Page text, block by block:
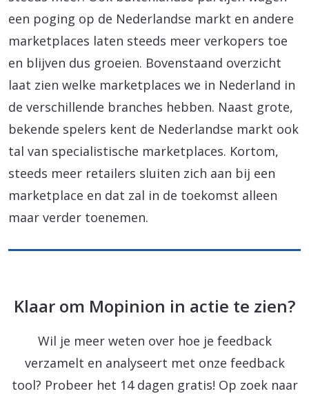
een poging op de Nederlandse markt en andere
marketplaces laten steeds meer verkopers toe
en blijven dus groeien. Bovenstaand overzicht
laat zien welke marketplaces we in Nederland in
de verschillende branches hebben. Naast grote,
bekende spelers kent de Nederlandse markt ook
tal van specialistische marketplaces. Kortom,
steeds meer retailers sluiten zich aan bij een
marketplace en dat zal in de toekomst alleen
maar verder toenemen.
Klaar om Mopinion in actie te zien?
Wil je meer weten over hoe je feedback
verzamelt en analyseert met onze feedback
tool? Probeer het 14 dagen gratis! Op zoek naar